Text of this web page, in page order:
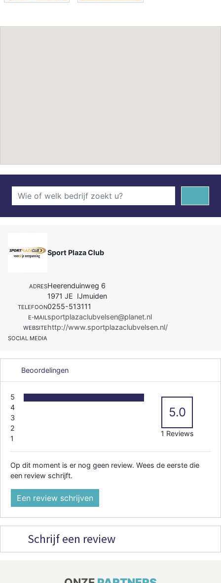
Sport Plaza Club
ADRESHeerenduinweg 6
1971 JE IJmuiden
TELEFOON0255-513111
E-MAILsportplazaclubvelsen@planet.nl
WEBSITEhttp://www.sportplazaclubvelsen.nl/
SOCIAL MEDIA
Beoordelingen
5
4
3
2
1
5.0
1 Reviews
Op dit moment is er nog geen review. Wees de eerste die
een review schrijft.
Een review schrijven
Schrijf een review